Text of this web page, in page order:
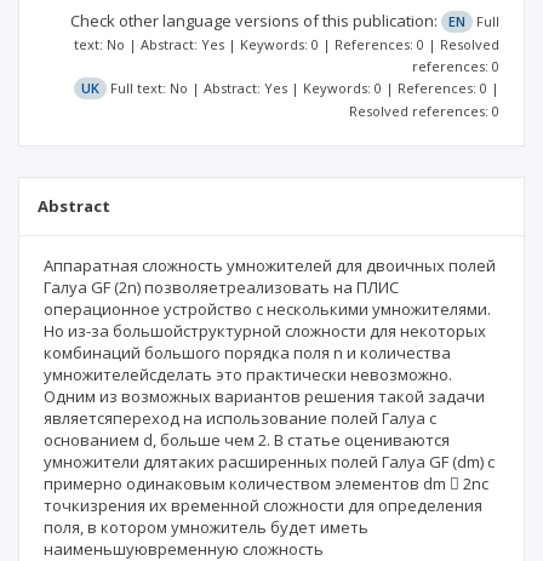
Check other language versions of this publication: EN
Full
text: No | Abstract: Yes | Keywords: 0 | References: 0 | Resolved
references: 0
UK
Full text: No | Abstract: Yes | Keywords: 0 | References: 0 |
Resolved references: 0
Abstract
Аппаратная сложность умножителей для двоичных полей
Галуа GF (2n) позволяетреализовать на ПЛИС
операционное устройство с несколькими умножителями.
Но из-за большойструктурной сложности для некоторых
комбинаций большого порядка поля n и количества
умножителейсделать это практически невозможно.
Одним из возможных вариантов решения такой задачи
являетсяпереход на использование полей Галуа с
основанием d, больше чем 2. В статье оцениваются
умножители длятаких расширенных полей Галуа GF (dm) с
примерно одинаковым количеством элементов dm  2nс
точкизрения их временной сложности для определения
поля, в котором умножитель будет иметь
наименьшуювременную сложность